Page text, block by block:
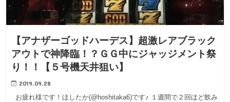
【アナザーゴッドハーデス】超激レアブラック
アウトで神降臨！？ＧＧ中にジャッジメント祭
り！！【５号機天井狙い】
2019.09.28
お疲れ様です！ほしたか(@hoshitaka6)です♪ １週間で２回ほど飲み